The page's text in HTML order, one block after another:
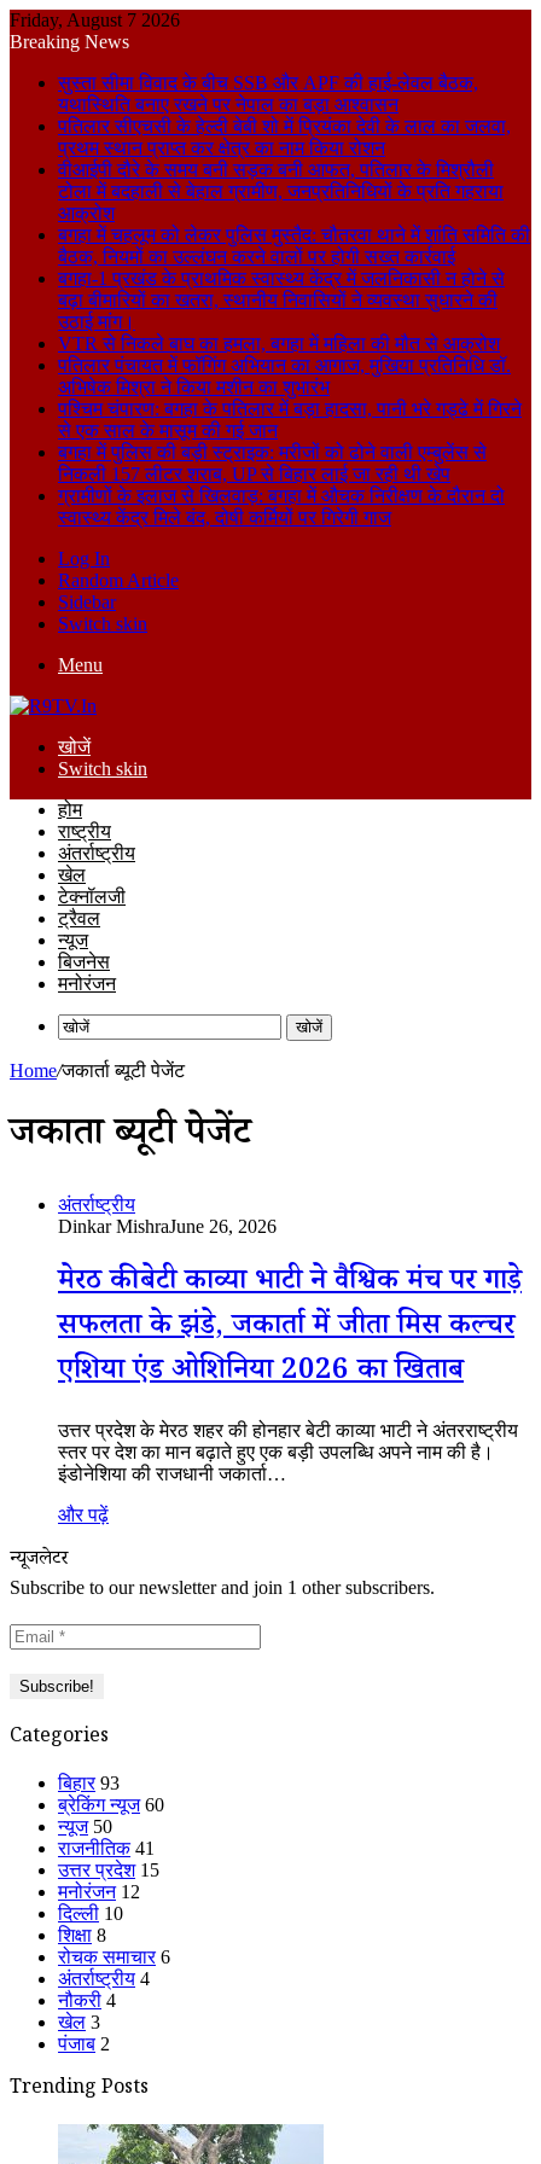
Friday, August 7 2026
Breaking News
सुस्ता सीमा विवाद के बीच SSB और APF की हाई-लेवल बैठक,
यथास्थिति बनाए रखने पर नेपाल का बड़ा आश्वासन
पतिलार सीएचसी के हेल्दी बेबी शो में प्रियंका देवी के लाल का जलवा,
प्रथम स्थान प्राप्त कर क्षेत्र का नाम किया रोशन
वीआईपी दौरे के समय बनी सड़क बनी आफत, पतिलार के मिश्रौली
टोला में बदहाली से बेहाल ग्रामीण, जनप्रतिनिधियों के प्रति गहराया
आक्रोश
बगहा में चहलूम को लेकर पुलिस मुस्तैद: चौतरवा थाने में शांति समिति की
बैठक, नियमों का उल्लंघन करने वालों पर होगी सख्त कार्रवाई
बगहा-1 प्रखंड के प्राथमिक स्वास्थ्य केंद्र में जलनिकासी न होने से
बढ़ा बीमारियों का खतरा, स्थानीय निवासियों ने व्यवस्था सुधारने की
उठाई मांग।
VTR से निकले बाघ का हमला, बगहा में महिला की मौत से आक्रोश
पतिलार पंचायत में फॉगिंग अभियान का आगाज, मुखिया प्रतिनिधि डॉ.
अभिषेक मिश्रा ने किया मशीन का शुभारंभ
पश्चिम चंपारण: बगहा के पतिलार में बड़ा हादसा, पानी भरे गड्ढे में गिरने
से एक साल के मासूम की गई जान
बगहा में पुलिस की बड़ी स्ट्राइक: मरीजों को ढोने वाली एम्बुलेंस से
निकली 157 लीटर शराब, UP से बिहार लाई जा रही थी खेप
ग्रामीणों के इलाज से खिलवाड़: बगहा में औचक निरीक्षण के दौरान दो
स्वास्थ्य केंद्र मिले बंद, दोषी कर्मियों पर गिरेगी गाज
Log In
Random Article
Sidebar
Switch skin
Menu
खोजें
Switch skin
होम
राष्ट्रीय
अंतर्राष्ट्रीय
खेल
टेक्नॉलजी
ट्रैवल
न्यूज
बिजनेस
मनोरंजन
खोजें
Home/जकार्ता ब्यूटी पेजेंट
जकार्ता ब्यूटी पेजेंट
अंतर्राष्ट्रीय
Dinkar MishraJune 26, 2026
मेरठ की बेटी काव्या भाटी ने वैश्विक मंच पर गाड़े
सफलता के झंडे, जकार्ता में जीता मिस कल्चर
एशिया एंड ओशिनिया 2026 का खिताब
उत्तर प्रदेश के मेरठ शहर की होनहार बेटी काव्या भाटी ने अंतरराष्ट्रीय
स्तर पर देश का मान बढ़ाते हुए एक बड़ी उपलब्धि अपने नाम की है।
इंडोनेशिया की राजधानी जकार्ता…
और पढ़ें
न्यूजलेटर
Subscribe to our newsletter and join 1 other subscribers.
Categories
बिहार 93
ब्रेकिंग न्यूज 60
न्यूज 50
राजनीतिक 41
उत्तर प्रदेश 15
मनोरंजन 12
दिल्ली 10
शिक्षा 8
रोचक समाचार 6
अंतर्राष्ट्रीय 4
नौकरी 4
खेल 3
पंजाब 2
Trending Posts